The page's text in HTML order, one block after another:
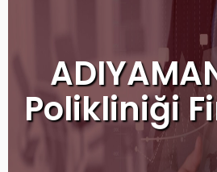
Polikliniği